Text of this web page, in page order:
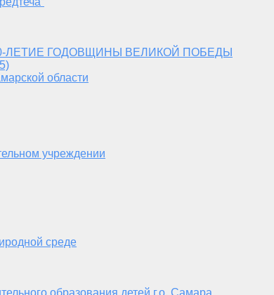
ЛЕТИЕ ГОДОВЩИНЫ ВЕЛИКОЙ ПОБЕДЫ
области
учреждении
среде
образования детей г.о. Самара